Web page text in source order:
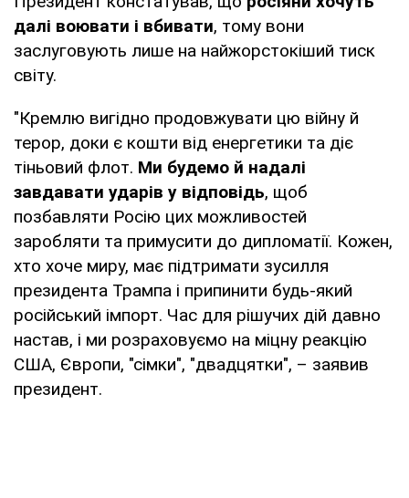
далі воювати і вбивати, тому вони
заслуговують лише на найжорстокіший тиск
світу.
"Кремлю вигідно продовжувати цю війну й
терор, доки є кошти від енергетики та діє
тіньовий флот. Ми будемо й надалі
завдавати ударів у відповідь, щоб
позбавляти Росію цих можливостей
заробляти та примусити до дипломатії. Кожен,
хто хоче миру, має підтримати зусилля
президента Трампа і припинити будь-який
російський імпорт. Час для рішучих дій давно
настав, і ми розраховуємо на міцну реакцію
США, Європи, "сімки", "двадцятки", – заявив
президент.